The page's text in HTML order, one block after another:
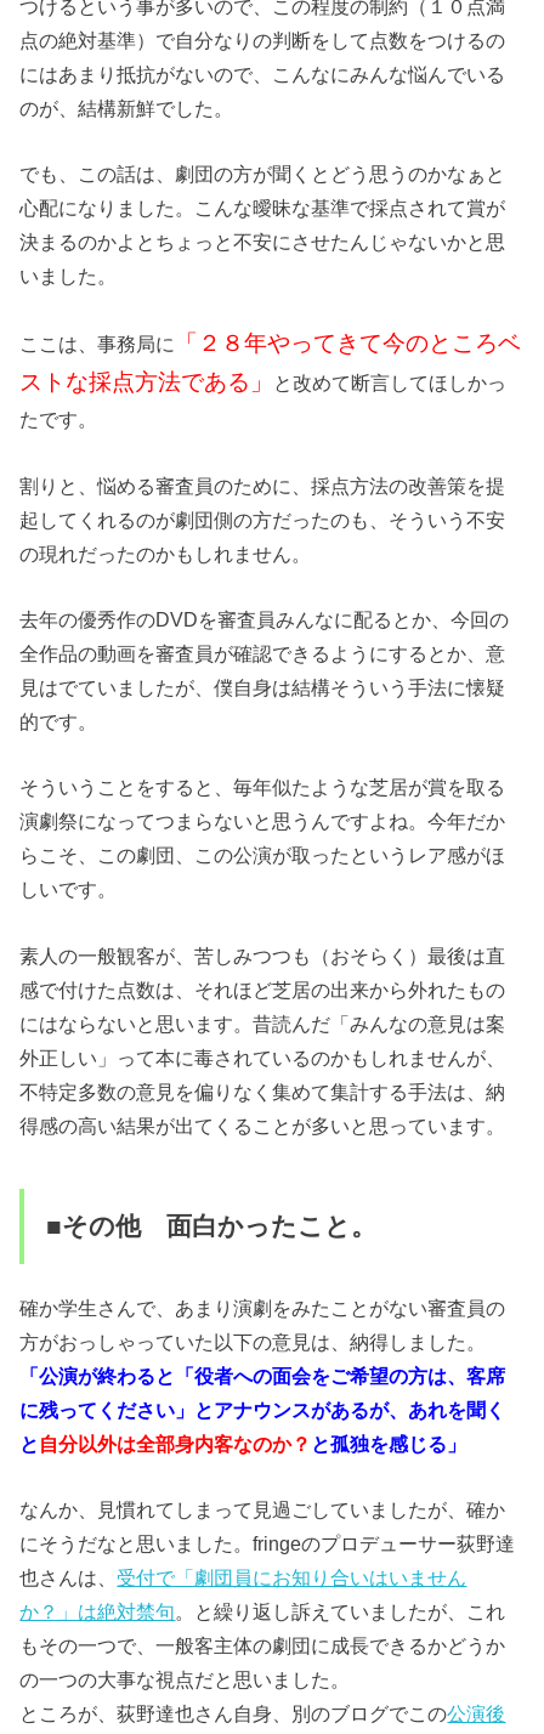
つけるという事が多いので、この程度の制約（１０点満
点の絶対基準）で自分なりの判断をして点数をつけるの
にはあまり抵抗がないので、こんなにみんな悩んでいる
のが、結構新鮮でした。
でも、この話は、劇団の方が聞くとどう思うのかなぁと
心配になりました。こんな曖昧な基準で採点されて賞が
決まるのかよとちょっと不安にさせたんじゃないかと思
いました。
ここは、事務局に
「２８年やってきて今のところベ
ストな採点方法である」
と改めて断言してほしかっ
たです。
割りと、悩める審査員のために、採点方法の改善策を提
起してくれるのが劇団側の方だったのも、そういう不安
の現れだったのかもしれません。
去年の優秀作のDVDを審査員みんなに配るとか、今回の
全作品の動画を審査員が確認できるようにするとか、意
見はでていましたが、僕自身は結構そういう手法に懐疑
的です。
そういうことをすると、毎年似たような芝居が賞を取る
演劇祭になってつまらないと思うんですよね。今年だか
らこそ、この劇団、この公演が取ったというレア感がほ
しいです。
素人の一般観客が、苦しみつつも（おそらく）最後は直
感で付けた点数は、それほど芝居の出来から外れたもの
にはならないと思います。昔読んだ「みんなの意見は案
外正しい」って本に毒されているのかもしれませんが、
不特定多数の意見を偏りなく集めて集計する手法は、納
得感の高い結果が出てくることが多いと思っています。
■その他 面白かったこと。
確か学生さんで、あまり演劇をみたことがない審査員の
方がおっしゃっていた以下の意見は、納得しました。
「公演が終わると「役者への面会をご希望の方は、客席
に残ってください」とアナウンスがあるが、あれを聞く
と 自分以外は全部身内客なのか？ と孤独を感じる」
なんか、見慣れてしまって見過ごしていましたが、確か
にそうだなと思いました。fringeのプロデューサー荻野達
也さんは、 受付で「劇団員にお知り合いはいません
か？」は絶対禁句。と繰り返し訴えていましたが、これ
もその一つで、一般客主体の劇団に成長できるかどうか
の一つの大事な視点だと思いました。
ところが、荻野達也さん自身、別のブログでこの公演後